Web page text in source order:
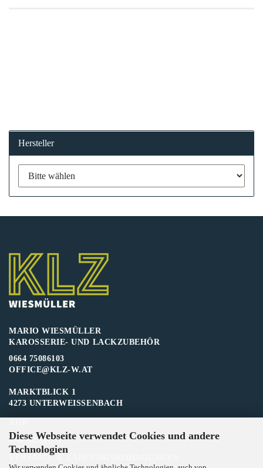
Diese Webseite verwendet Cookies und andere
Technologien
Hersteller
MARIO WIESMÜLLER
KAROSSERIE- UND LACKZUBEHÖR
0664 75086103
OFFICE@KLZ-W.AT
MARKTBLICK 1
4273 UNTERWEISSENBACH
IMPRESSUM
VERSAND- & ZAHLUNGSBEDINGUNGEN